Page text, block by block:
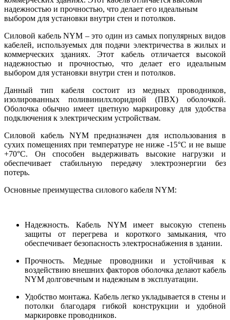
надежностью и прочностью, что делает его идеальным
выбором для установки внутри стен и потолков.
Силовой кабель NYM – это один из самых популярных видов
кабелей, используемых для подачи электричества в жилых и
коммерческих зданиях. Этот кабель отличается высокой
надежностью и прочностью, что делает его идеальным
выбором для установки внутри стен и потолков.
Данный тип кабеля состоит из медных проводников,
изолированных поливинилхлоридной (ПВХ) оболочкой.
Оболочка обычно имеет цветную маркировку для удобства
подключения к электрическим устройствам.
Силовой кабель NYM предназначен для использования в
сухих помещениях при температуре не ниже -15°C и не выше
+70°C. Он способен выдерживать высокие нагрузки и
обеспечивает стабильную передачу электроэнергии без
потерь.
Основные преимущества силового кабеля NYM:
Надежность. Кабель NYM имеет высокую степень
защиты от перегрева и короткого замыкания, что
обеспечивает безопасность электроснабжения в здании.
Прочность. Медные проводники и устойчивая к
воздействию внешних факторов оболочка делают кабель
NYM долговечным и надежным в эксплуатации.
Удобство монтажа. Кабель легко укладывается в стены и
потолки благодаря гибкой конструкции и удобной
маркировке проводников.